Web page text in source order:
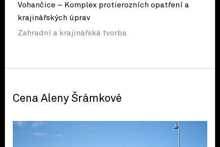
Vohančice – Komplex protierozních opatření a
krajinářských úprav
Zahradní a krajinářská tvorba
Cena Aleny Šrámkové